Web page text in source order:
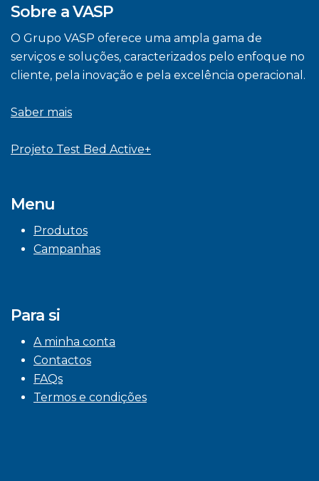
Sobre a VASP
O Grupo VASP oferece uma ampla gama de
serviços e soluções, caracterizados pelo enfoque no
cliente, pela inovação e pela excelência operacional.
Saber mais
Projeto Test Bed Active+
Menu
Produtos
Campanhas
Para si
A minha conta
Contactos
FAQs
Termos e condições